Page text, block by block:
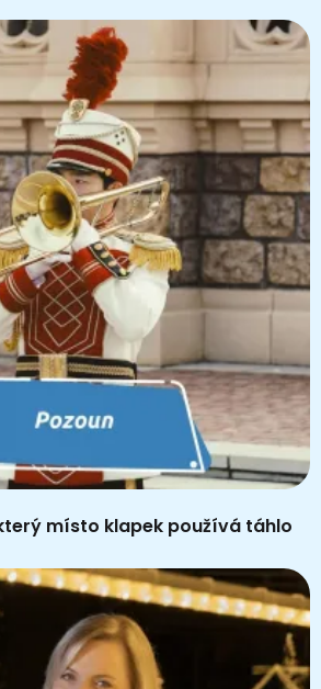
místo klapek používá táhlo